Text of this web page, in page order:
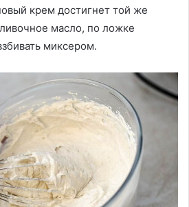
крем достигнет той же
масло, по ложке
миксером.